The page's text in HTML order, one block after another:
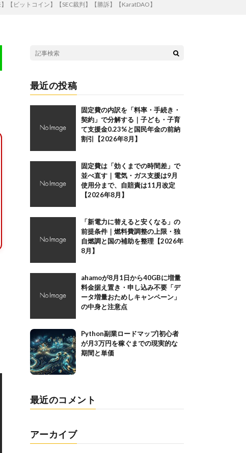
ビットコイン】【SEC裁判】【勝訴】【KaratDAO】
最近の投稿
固定費の内訳を「料率・手続き・
契約」で分解する｜子ども・子育
て支援金0.23%と国民年金の前納
割引【2026年8月】
固定費は「効くまでの時間差」で
並べ直す｜電気・ガス支援は9月
使用分まで、自賠責は11月改定
【2026年8月】
「新電力に替えると安くなる」の
前提条件｜燃料費調整の上限・独
自燃調と国の補助を整理【2026年
8月】
ahamoが8月1日から40GBに増量
料金据え置き・申し込み不要「デ
ータ増量おためしキャンペーン」
の中身と注意点
Python副業ロードマップ|初心者
が月3万円を稼ぐまでの現実的な
期間と単価
最近のコメント
アーカイブ